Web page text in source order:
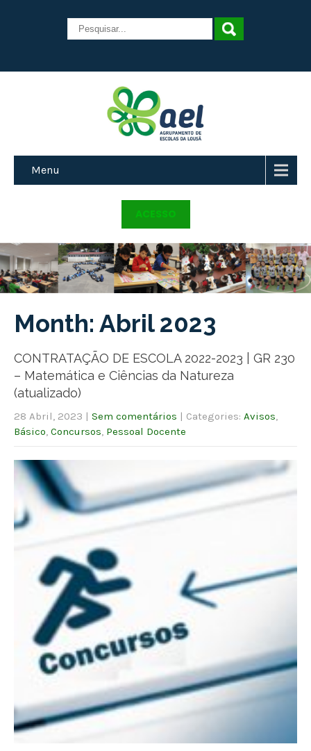
Menu
ACESSO
Month: Abril 2023
CONTRATAÇÃO DE ESCOLA 2022-2023 | GR 230
– Matemática e Ciências da Natureza
(atualizado)
28 Abril, 2023 | Sem comentários | Categories: Avisos
Básico Concursos Pessoal Docente